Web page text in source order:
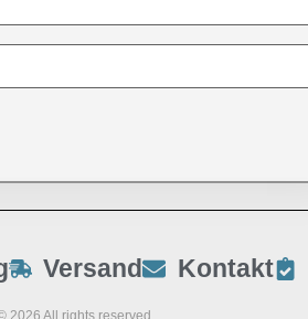
Versand Kontakt